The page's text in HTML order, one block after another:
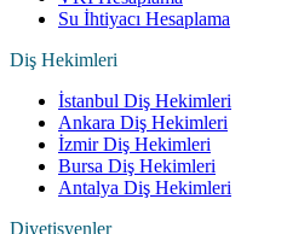
Su İhtiyacı Hesaplama
Diş Hekimleri
İstanbul Diş Hekimleri
Ankara Diş Hekimleri
İzmir Diş Hekimleri
Bursa Diş Hekimleri
Antalya Diş Hekimleri
Diyetisyenler